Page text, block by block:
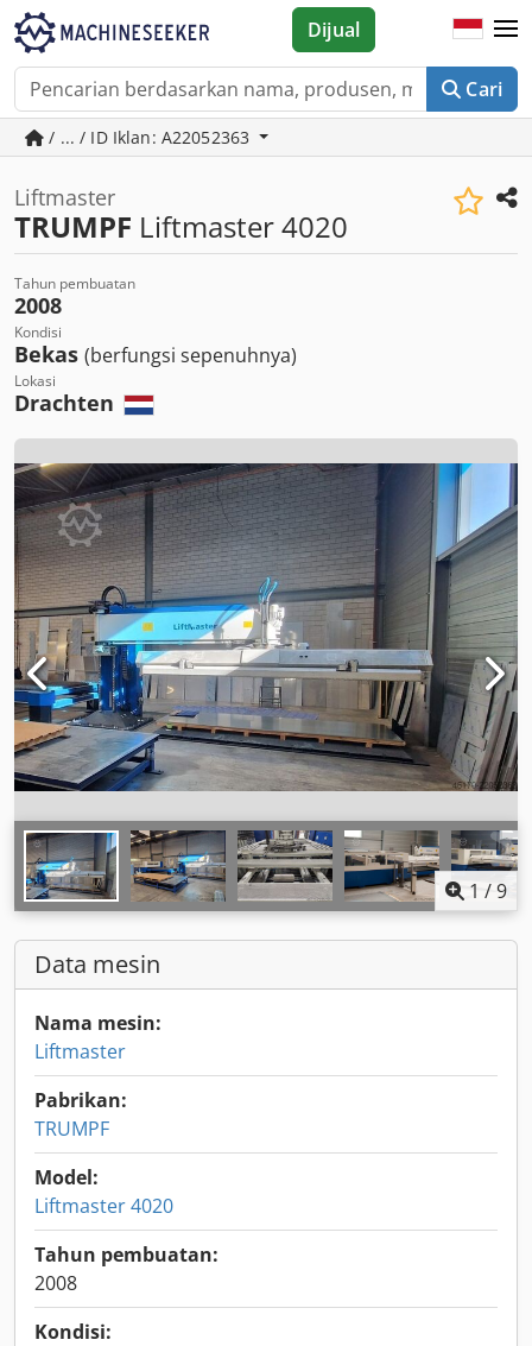
Cari
Dijual
/ ... / ID Iklan: A22052363
Liftmaster
TRUMPF Liftmaster 4020
Tahun pembuatan
2008
Kondisi
Bekas (berfungsi sepenuhnya)
Lokasi
Drachten
1 /9
Data mesin
Nama mesin:
Liftmaster
Pabrikan:
TRUMPF
Model:
Liftmaster 4020
Tahun pembuatan:
2008
Kondisi: